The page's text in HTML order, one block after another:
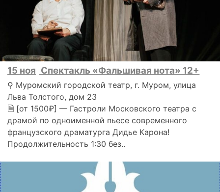
15 ноя Спектакль «Фальшивая нота» 12+
⚲ Муромский городской театр, г. Муром, улица
Льва Толстого, дом 23
🗎 [от 1500₽] — Гастроли Московского театра с
драмой по одноименной пьесе современного
французского драматурга Дидье Карона!
Продолжительность 1:30 без..